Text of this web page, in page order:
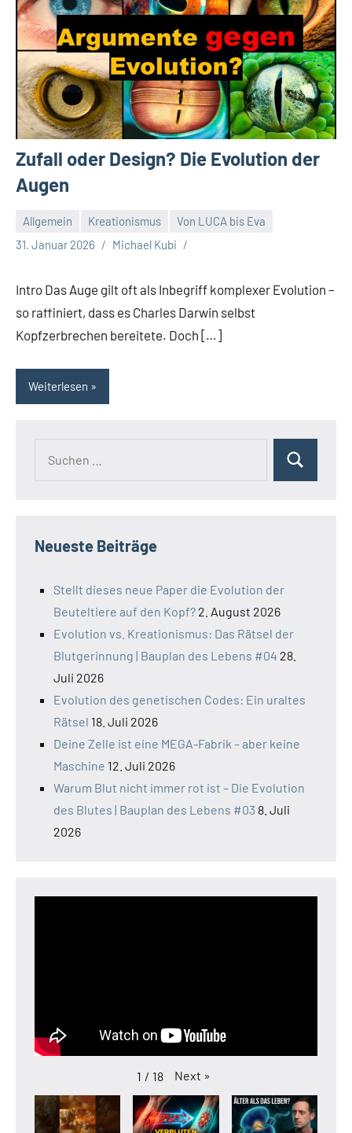
Zufall oder Design? Die Evolution der
Augen
Allgemein Kreationismus
Von LUCA bis Eva
31. Januar 2026
Michael Kubi
Intro Das Auge gilt oft als Inbegriff komplexer Evolution –
so raffiniert, dass es Charles Darwin selbst
Kopfzerbrechen bereitete. Doch […]
Weiterlesen
Suchen
Neueste Beiträge
Stellt dieses neue Paper die Evolution der
Beuteltiere auf den Kopf? 2. August 2026
Evolution vs. Kreationismus: Das Rätsel der
Blutgerinnung | Bauplan des Lebens #04 28.
Juli 2026
Evolution des genetischen Codes: Ein uraltes
Rätsel 18. Juli 2026
Deine Zelle ist eine MEGA-Fabrik – aber keine
Maschine 12. Juli 2026
Warum Blut nicht immer rot ist – Die Evolution
des Blutes | Bauplan des Lebens #03 8. Juli
2026
1 / 18 Next »